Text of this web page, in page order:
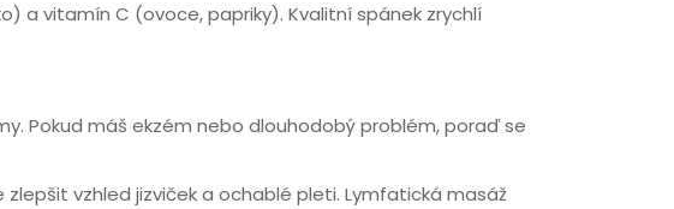
a vitamín C (ovoce, papriky). Kvalitní spánek zrychlí
Pokud máš ekzém nebo dlouhodobý problém, poraď se
vzhled jizviček a ochablé pleti. Lymfatická masáž